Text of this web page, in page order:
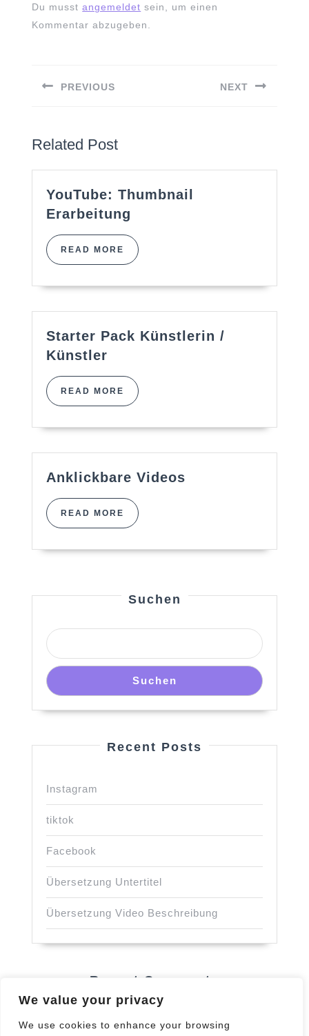
We value your privacy
We use cookies to enhance your browsing
Du musstangemeldet sein, um einen
Kommentar abzugeben.
PREVIOUS NEXT
Related Post
YouTube: Thumbnail
Erarbeitung
Erarbeitung
READ MORE READ
MORE
Starter Pack Künstlerin /
Künstler
Künstlerin
/
READ MORE READ
MORE
Anklickbare Videos
READ MORE READ
MORE
Suchen
Suchen
Recent Posts
Instagram
tiktok
Facebook
Übersetzung Untertitel
Übersetzung Video Beschreibung
Recent Comments